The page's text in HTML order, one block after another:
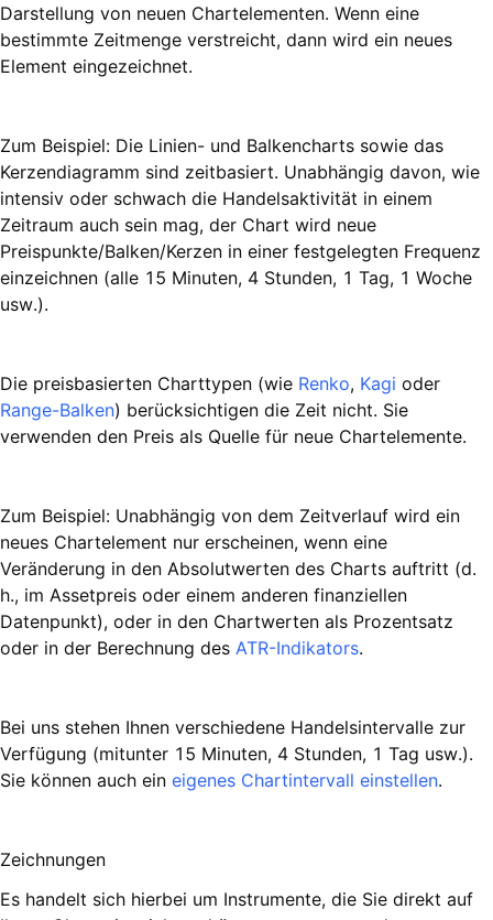
Darstellung von neuen Chartelementen. Wenn eine
bestimmte Zeitmenge verstreicht, dann wird ein neues
Element eingezeichnet.
Zum Beispiel: Die Linien- und Balkencharts sowie das
Kerzendiagramm sind zeitbasiert. Unabhängig davon, wie
intensiv oder schwach die Handelsaktivität in einem
Zeitraum auch sein mag, der Chart wird neue
Preispunkte/Balken/Kerzen in einer festgelegten Frequenz
einzeichnen (alle 15 Minuten, 4 Stunden, 1 Tag, 1 Woche
usw.).
Die preisbasierten Charttypen (wie Renko, Kagi oder
Range-Balken) berücksichtigen die Zeit nicht. Sie
verwenden den Preis als Quelle für neue Chartelemente.
Zum Beispiel: Unabhängig von dem Zeitverlauf wird ein
neues Chartelement nur erscheinen, wenn eine
Veränderung in den Absolutwerten des Charts auftritt (d.
h., im Assetpreis oder einem anderen finanziellen
Datenpunkt), oder in den Chartwerten als Prozentsatz
oder in der Berechnung des ATR-Indikators.
Bei uns stehen Ihnen verschiedene Handelsintervalle zur
Verfügung (mitunter 15 Minuten, 4 Stunden, 1 Tag usw.).
Sie können auch ein eigenes Chartintervall einstellen.
Zeichnungen
Es handelt sich hierbei um Instrumente, die Sie direkt auf